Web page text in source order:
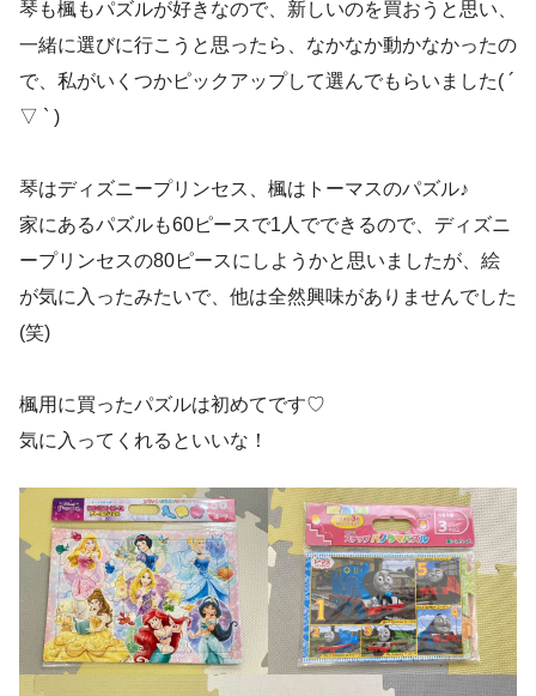
琴も楓もパズルが好きなので、新しいのを買おうと思い、
一緒に選びに行こうと思ったら、なかなか動かなかったの
で、私がいくつかピックアップして選んでもらいました( ´
▽ ` )
琴はディズニープリンセス、楓はトーマスのパズル♪
家にあるパズルも60ピースで1人でできるので、ディズニ
ープリンセスの80ピースにしようかと思いましたが、絵
が気に入ったみたいで、他は全然興味がありませんでした
(笑)
楓用に買ったパズルは初めてです♡
気に入ってくれるといいな！